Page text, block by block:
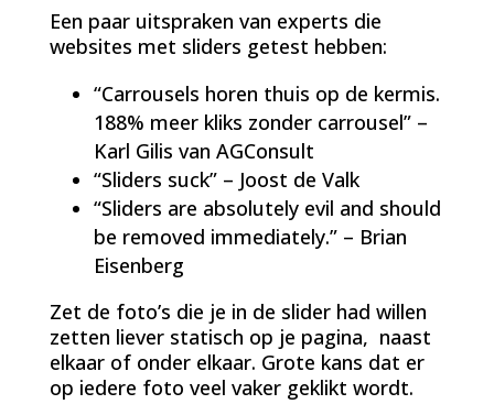
Een paar uitspraken van experts die
websites met sliders getest hebben:
“Carrousels horen thuis op de kermis.
188% meer kliks zonder carrousel” –
Karl Gilis van AGConsult
“Sliders suck” – Joost de Valk
“Sliders are absolutely evil and should
be removed immediately.” – Brian
Eisenberg
Zet de foto’s die je in de slider had willen
zetten liever statisch op je pagina, naast
elkaar of onder elkaar. Grote kans dat er
op iedere foto veel vaker geklikt wordt.